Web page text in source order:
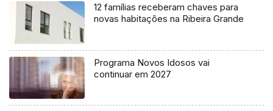
12 famílias receberam chaves para
novas habitações na Ribeira Grande
Programa Novos Idosos vai
continuar em 2027